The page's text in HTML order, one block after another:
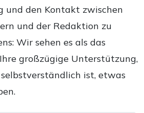
und den Kontakt zwischen
und der Redaktion zu
Wir sehen es als das
großzügige Unterstützung,
ist, etwas